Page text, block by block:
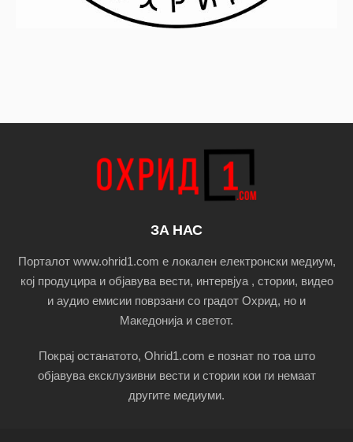
ЗА НАС
Порталот www.ohrid1.com е локален електронски медиум,
кој продуцира и објавува вести, интервјуа , стории, видео
и аудио емисии поврзани со градот Охрид, но и
Македонија и светот.
Покрај останатото, Ohrid1.com е познат по тоа што
објавува ексклузивни вести и стории кои ги немаат
другите медиуми.